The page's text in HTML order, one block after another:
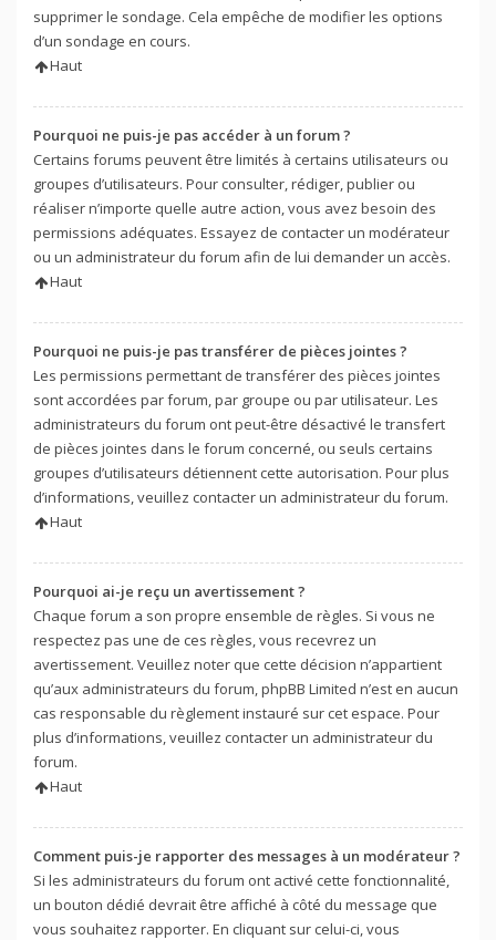
supprimer le sondage. Cela empêche de modifier les options
d’un sondage en cours.
Haut
Pourquoi ne puis-je pas accéder à un forum ?
Certains forums peuvent être limités à certains utilisateurs ou
groupes d’utilisateurs. Pour consulter, rédiger, publier ou
réaliser n’importe quelle autre action, vous avez besoin des
permissions adéquates. Essayez de contacter un modérateur
ou un administrateur du forum afin de lui demander un accès.
Haut
Pourquoi ne puis-je pas transférer de pièces jointes ?
Les permissions permettant de transférer des pièces jointes
sont accordées par forum, par groupe ou par utilisateur. Les
administrateurs du forum ont peut-être désactivé le transfert
de pièces jointes dans le forum concerné, ou seuls certains
groupes d’utilisateurs détiennent cette autorisation. Pour plus
d’informations, veuillez contacter un administrateur du forum.
Haut
Pourquoi ai-je reçu un avertissement ?
Chaque forum a son propre ensemble de règles. Si vous ne
respectez pas une de ces règles, vous recevrez un
avertissement. Veuillez noter que cette décision n’appartient
qu’aux administrateurs du forum, phpBB Limited n’est en aucun
cas responsable du règlement instauré sur cet espace. Pour
plus d’informations, veuillez contacter un administrateur du
forum.
Haut
Comment puis-je rapporter des messages à un modérateur ?
Si les administrateurs du forum ont activé cette fonctionnalité,
un bouton dédié devrait être affiché à côté du message que
vous souhaitez rapporter. En cliquant sur celui-ci, vous